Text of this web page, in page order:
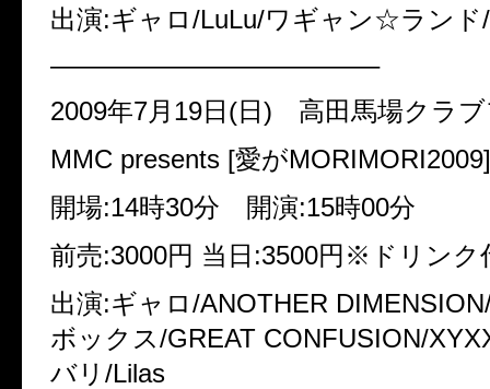
出演:ギャロ/LuLu/ワギャン☆ランド
————————————–
2009年7月19日(日) 高田馬場クラ
MMC presents [愛がMORIMORI2009]
開場:14時30分 開演:15時00分
前売:3000円 当日:3500円※ドリンク
出演:ギャロ/ANOTHER
ボックス/GREAT CONFUSION/
バリ/Lilas